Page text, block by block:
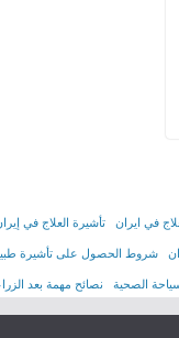
في ايران تأشیرة العلاج في
شروط الحصول على تأشیرة طبیة
الصحية نصائح مهمة بعد